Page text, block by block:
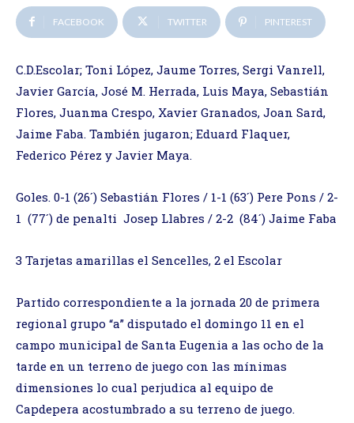
FACEBOOK TWITTER PINTEREST
C.D.Escolar; Toni López, Jaume Torres, Sergi Vanrell,
Javier García, José M. Herrada, Luis Maya, Sebastián
Flores, Juanma Crespo, Xavier Granados, Joan Sard,
Jaime Faba. También jugaron; Eduard Flaquer,
Federico Pérez y Javier Maya.
Goles. 0-1 (26´) Sebastián Flores / 1-1 (63´) Pere Pons / 2-
1 (77´) de penalti Josep Llabres / 2-2 (84´) Jaime Faba
3 Tarjetas amarillas el Sencelles, 2 el Escolar
Partido correspondiente a la jornada 20 de primera
regional grupo “a” disputado el domingo 11 en el
campo municipal de Santa Eugenia a las ocho de la
tarde en un terreno de juego con las mínimas
dimensiones lo cual perjudica al equipo de
Capdepera acostumbrado a su terreno de juego.